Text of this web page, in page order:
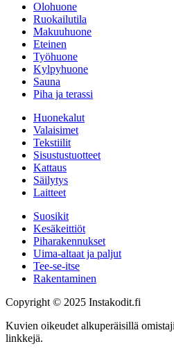
Olohuone
Ruokailutila
Makuuhuone
Eteinen
Työhuone
Kylpyhuone
Sauna
Piha ja terassi
Huonekalut
Valaisimet
Tekstiilit
Sisustustuotteet
Kattaus
Säilytys
Laitteet
Suosikit
Kesäkeittiöt
Piharakennukset
Uima-altaat ja paljut
Tee-se-itse
Rakentaminen
Copyright © 2025 Instakodit.fi
Kuvien oikeudet alkuperäisillä
linkkejä.